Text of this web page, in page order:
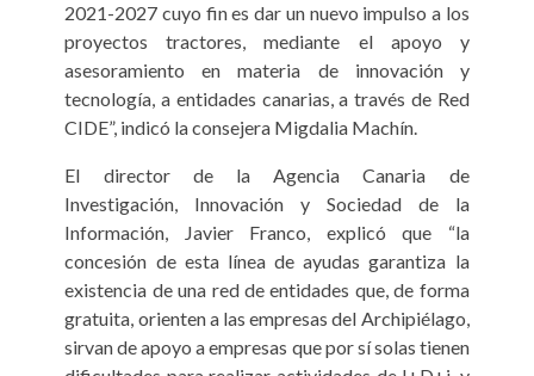
2021-2027 cuyo fin es dar un nuevo impulso a los
proyectos tractores, mediante el apoyo y
asesoramiento en materia de innovación y
tecnología, a entidades canarias, a través de Red
CIDE”, indicó la consejera Migdalia Machín.
El director de la Agencia Canaria de
Investigación, Innovación y Sociedad de la
Información, Javier Franco, explicó que “la
concesión de esta línea de ayudas garantiza la
existencia de una red de entidades que, de forma
gratuita, orienten a las empresas del Archipiélago,
sirvan de apoyo a empresas que por sí solas tienen